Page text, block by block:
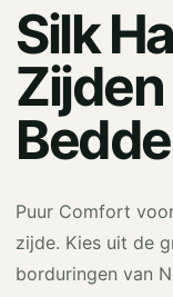
Silk
Zijden
Puur Comfort
zijde. Kies uit de
borduringen van